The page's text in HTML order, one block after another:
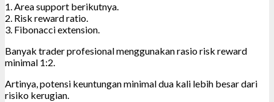
1. Area support berikutnya.
2. Risk reward ratio.
3. Fibonacci extension.
Banyak trader profesional menggunakan rasio risk reward
minimal 1:2.
Artinya, potensi keuntungan minimal dua kali lebih besar dari
risiko kerugian.